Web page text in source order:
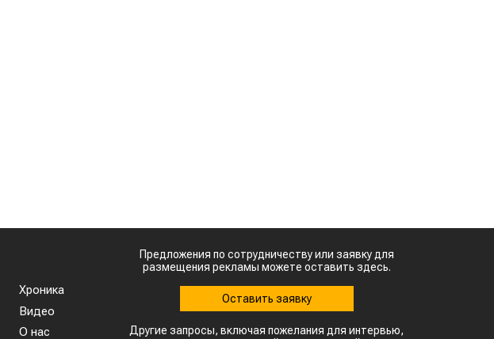
Хроника
Видео
О нас
Предложения по сотрудничеству или заявку для
размещения рекламы можете оставить здесь.
Оставить заявку
Другие запросы, включая пожелания для интервью,